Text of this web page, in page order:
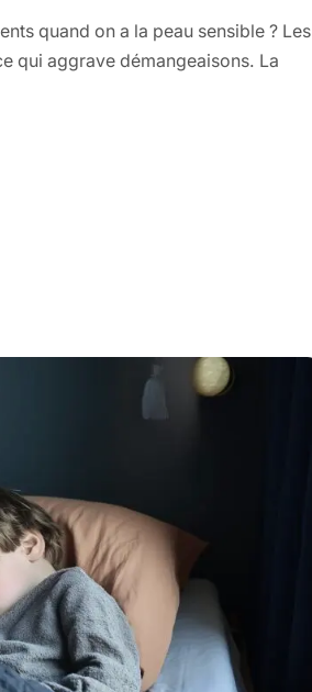
quand on a la peau sensible ? Les
qui aggrave démangeaisons. La